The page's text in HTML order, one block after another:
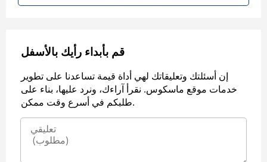
قم بأبداء رأيك بالأسفل
إن أسئلتك وتعليقاتك لهي أداة قيمة تساعدنا على تطوير
خدمات موقع ماسكوس. نقرأ آراءك، ونرد عليها، بناء على
طلبكم في أسرع وقت ممكن.